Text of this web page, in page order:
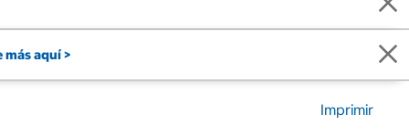
más aquí >
Imprimir